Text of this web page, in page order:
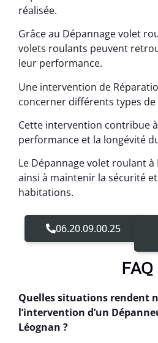
réalisée.
Grâce au Dépannage volet
volets roulants peuvent
leur performance.
Une intervention de
concerner différents types
Cette intervention contribue
performance et la longévité
Le Dépannage volet roulant
ainsi à maintenir la sécurité
habitations.
06.20.09.00.25
FAQ
Quelles situations rendent
l’intervention d’un
Léognan ?